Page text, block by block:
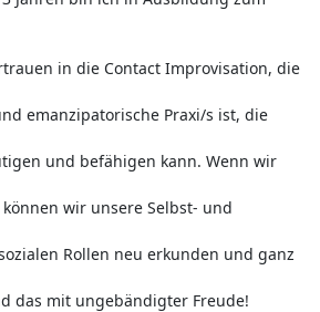
in die Contact Improvisation, die
emanzipatorische Praxi/s ist, die
und befähigen kann. Wenn wir
wir unsere Selbst- und
Rollen neu erkunden und ganz
das mit ungebändigter Freude!